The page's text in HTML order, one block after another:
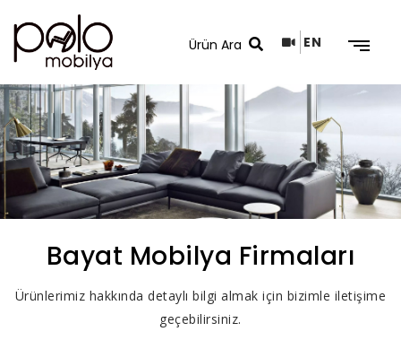
EN
Bayat Mobilya Firmaları
Ürünlerimiz hakkında detaylı bilgi almak için bizimle iletişime
geçebilirsiniz.
Arama Sonuçları